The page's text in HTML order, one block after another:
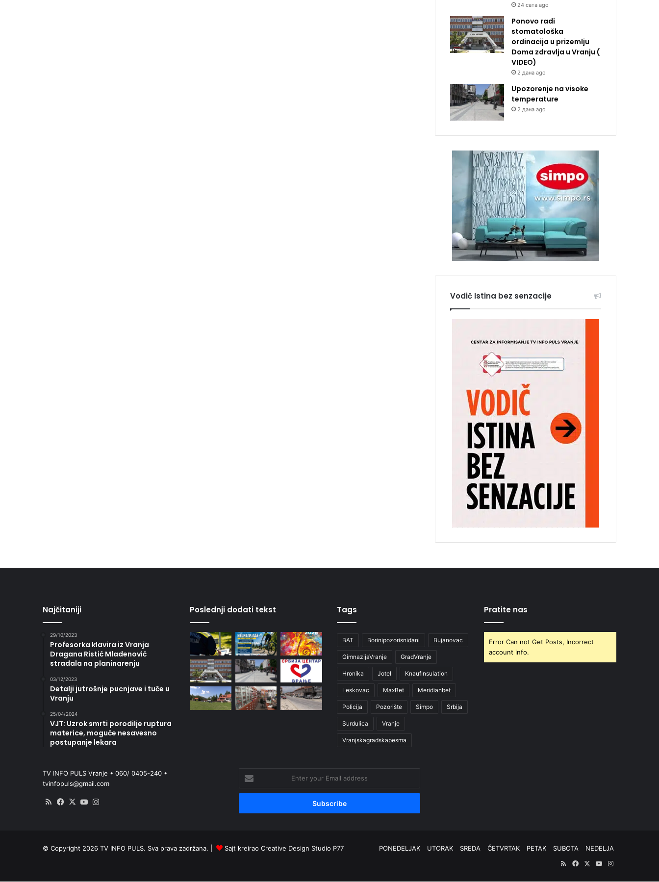
24 сата ago
Ponovo radi
stomatološka
ordinacija u prizemlju
Doma zdravlja u Vranju (
VIDEO)
2 дана ago
Upozorenje na visoke
temperature
2 дана ago
Vodič Istina bez senzacije
Najčitaniji
29/10/2023
Profesorka klavira iz Vranja
Dragana Ristić Mladenović
stradala na planinarenju
03/12/2023
Detalji jutrošnje pucnjave i tuče u
Vranju
25/04/2024
VJT: Uzrok smrti porodilje ruptura
materice, moguće nesavesno
postupanje lekara
Poslednji dodati tekst Tags
BAT Borinipozorisnidani Bujanovac
GimnazijaVranje GradVranje
Hronika Jotel KnaufInsulation
Leskovac MaxBet Meridianbet
Policija Pozorište Simpo Srbija
Surdulica Vranje
Vranjskagradskapesma
Pratite nas
Error Can not Get Posts, Incorrect
account info.
TV INFO PULS Vranje • 060/ 0405-240 •
tvinfopuls@gmail.com
RSS Facebook
X YouTube
your
Email
© Copyright 2026 TV INFO PULS. Sva prava zadržana. | Sajt kreirao Creative Design Studio P77 PONEDELJAK UTORAK SREDA ČETVRTAK PETAK SUBOTA
NEDELJA
RSSFacebook
X YouTubeInstagram